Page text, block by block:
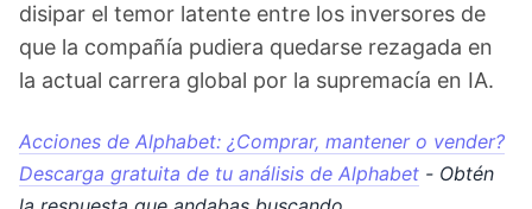
disipar el temor latente entre los inversores de
que la compañía pudiera quedarse rezagada en
la actual carrera global por la supremacía en IA.
Acciones de Alphabet: ¿Comprar, mantener o vender?
Descarga gratuita de tu análisis de Alphabet - Obtén